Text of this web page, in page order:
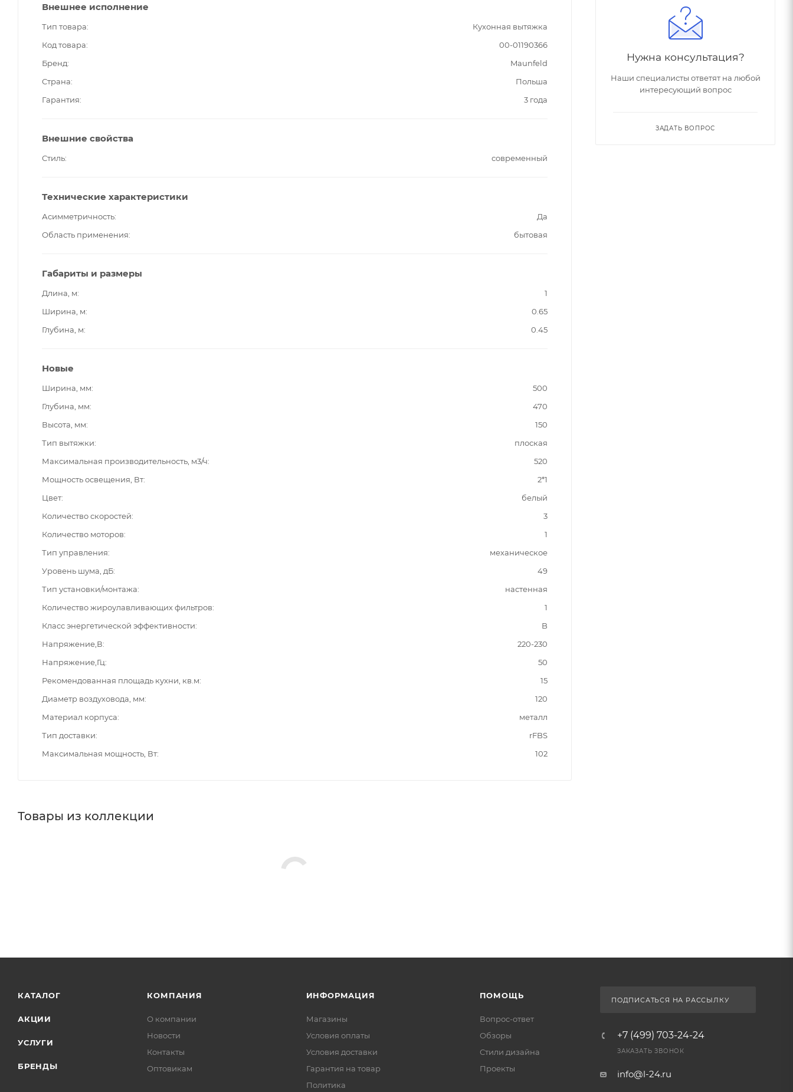
Внешнее исполнение
Тип товара
Кухонная вытяжка
Код товара
00-01190366
Бренд
Maunfeld
Страна
Польша
Гарантия
3 года
Внешние свойства
Стиль современный
Технические характеристики
Асимметричность
Да
Область применения
бытовая
Габариты и размеры
Длина, м
1
Ширина, м
0.65
Глубина, м
0.45
Новые
Ширина, мм
500
Глубина, мм
470
Высота, мм
150
Тип вытяжки
плоская
Максимальная производительность, м3/ч
520
Мощность освещения, Вт
2*1
Цвет
белый
Количество скоростей
3
Количество моторов
1
Тип управления
механическое
Уровень шума, дБ
49
Тип установки/монтажа
настенная
Количество жироулавливающих фильтров
1
Класс энергетической эффективности
B
Напряжение,В
220-230
Напряжение,Гц
50
Рекомендованная площадь кухни, кв.м
15
Диаметр воздуховода, мм
120
Материал корпуса
металл
Тип доставки
rFBS
Максимальная мощность, Вт
102
Товары из коллекции
Нужна консультация?
Наши специалисты ответят на любой
интересующий вопрос
ЗАДАТЬ ВОПРОС
КАТАЛОГ
АКЦИИ
УСЛУГИ
БРЕНДЫ
КОМПАНИЯ
О компании
Новости
Контакты
Оптовикам
ИНФОРМАЦИЯ
Магазины
Условия оплаты
Условия доставки
Гарантия на товар
Политика
ПОМОЩЬ
Вопрос-ответ
Обзоры
Стили дизайна
Проекты
ПОДПИСАТЬСЯ НА РАССЫЛКУ
+7 (499) 703-24-24
ЗАКАЗАТЬ ЗВОНОК
info@l-24.ru